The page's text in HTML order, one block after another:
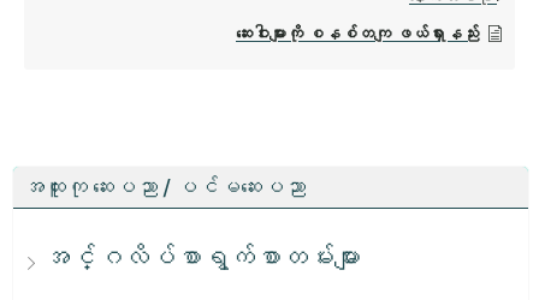
အထူးကု ဆေးပညာ / ပင်မဆေးပညာ
အင်္ဂလိပ်စာရွက်စာတမ်းများ
ဆေးဝါးများကို စနစ်တကျ ဖယ်ရှားနည်း